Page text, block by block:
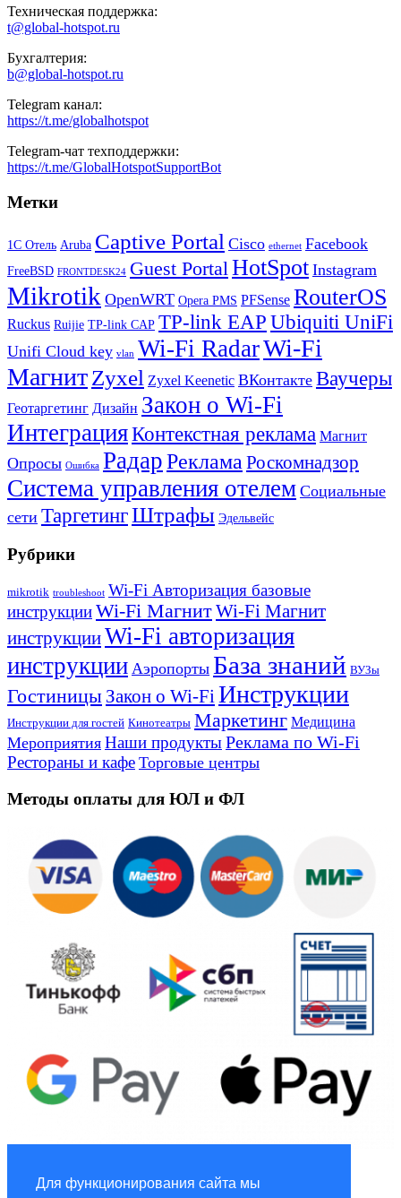
Для функционирования сайта мы
Техническая поддержка:
t@global-hotspot.ru
Бухгалтерия:
b@global-hotspot.ru
Telegram канал:
https://t.me/globalhotspot
Telegram-чат техподдержки:
https://t.me/GlobalHotspotSupportBot
Метки
1С Отель Aruba Captive Portal Cisco ethernet Facebook
FreeBSD FRONTDESK24 Guest Portal HotSpot Instagram
Mikrotik OpenWRT Opera PMS PFSense RouterOS
Ruckus Ruijie TP-link CAP TP-link EAP Ubiquiti UniFi
Unifi Cloud key vlan Wi-Fi RadarWi-Fi
МагнитZyxel Zyxel Keenetic ВКонтакте Ваучеры
Геотаргетинг Дизайн Закон о Wi-Fi
ИнтеграцияКонтекстная реклама Магнит
Опросы Ошибка РадарРеклама Роскомнадзор
Система управления отелем Социальные
сети ТаргетингШтрафы Эдельвейс
Рубрики
mikrotik troubleshoot Wi-Fi Авторизация базовые
инструкцииWi-Fi МагнитWi-Fi Магнит
инструкцииWi-Fi авторизация
инструкции Аэропорты База знаний ВУЗы
Гостиницы Закон о Wi-FiИнструкции
Инструкции для гостей Кинотеатры Маркетинг Медицина
Мероприятия Наши продуктыРеклама по Wi-Fi
Рестораны и кафе Торговые центры
Методы оплаты для ЮЛ и ФЛ
Global Marketing